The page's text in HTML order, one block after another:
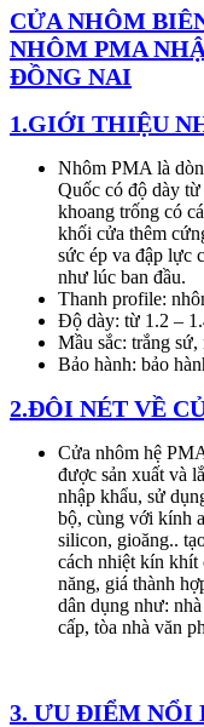
CỬA NHÔM
NHÔM PMA
ĐỒNG NAI
1.GIỚI THIỆU
Nhôm PMA là
Quốc có độ dày
khoang trống có
khối cửa thêm
sức ép va đập lực
như lúc ban đầu.
Thanh profile:
Độ dày: từ 1.2 –
Mầu sắc: trắng
Bảo hành: bảo
2.ĐÔI NÉT VỀ
Cửa nhôm hệ
được sản xuất và
nhập khẩu, sử
bộ, cùng với kính
silicon, gioăng..
cách nhiệt kín khít
năng, giá thành
dân dụng như:
cấp, tòa nhà văn
3. ƯU ĐIỂM NỔI